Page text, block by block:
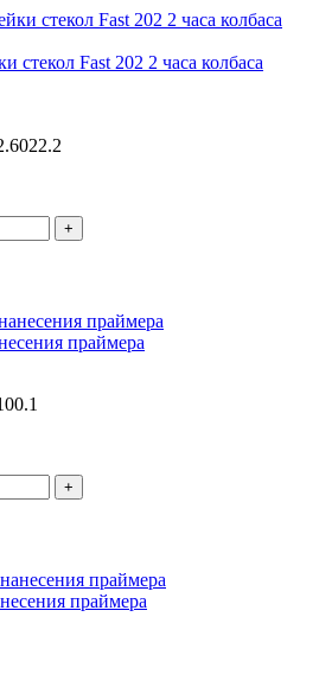
стекол Fast 202 2 часа колбаса
+
праймера
+
праймера